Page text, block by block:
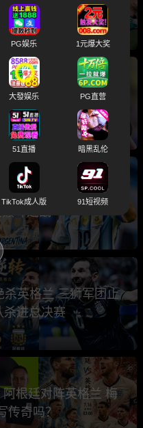
P乱交
涉毒黑历史大曝光
判引发球迷热议
卫冕冠军阿根廷与
峰之战
杀英格兰 三狮军团止
杀进总决赛
根廷对阵英格兰 梅
传奇吗？
PG娱乐 1元爆大奖
大發娱乐 PG直营
51直播 暗黑乱伦
TikTok成人版 91短视频